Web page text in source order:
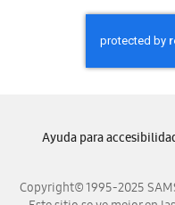
Copyright© 1995-2025
Ayuda para